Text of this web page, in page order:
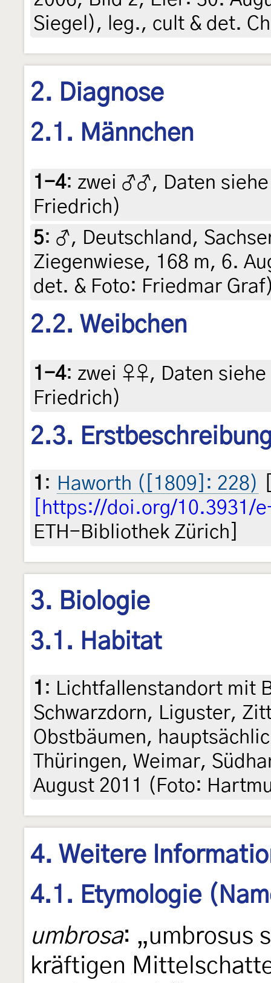
Siegel), leg., cult & det.
2. Diagnose
2.1. Männchen
1-4: zwei ♂♂, Daten
Friedrich)
5: ♂, Deutschland,
Ziegenwiese, 168 m, 6.
det. & Foto: Friedmar
2.2. Weibchen
1-4: zwei ♀♀, Daten
Friedrich)
2.3.
1 : Haworth ([1809]: 228)
[https://doi.org/10.3931/
ETH-Bibliothek Zürich]
3. Biologie
3.1. Habitat
1 : Lichtfallenstandort mit
Schwarzdorn, Liguster,
Obstbäumen,
Thüringen, Weimar,
August 2011 (Foto:
4. Weitere
4.1. Etymologie
umbrosa: „umbrosus
kräftigen